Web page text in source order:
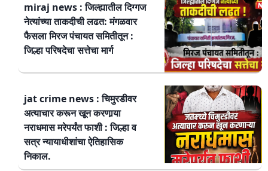
miraj news : जिल्ह्यातील दिग्गज
नेत्यांच्या ताकदीची लढत: मंगळवार
फैसला मिरज पंचायत समितीतून :
जिल्हा परिषदेचा सत्तेचा मार्ग
jat crime news : चिमुरडीवर
अत्याचार करून खून करणार्‍या
नराधमास मरेपर्यंत फाशी : जिल्हा व
सत्र न्यायाधीशांचा ऐतिहासिक
निकाल.